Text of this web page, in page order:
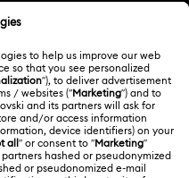
al cliente